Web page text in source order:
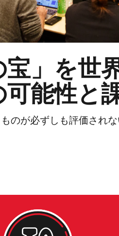
宝」を世
可能性と
のが必ずしも評価され